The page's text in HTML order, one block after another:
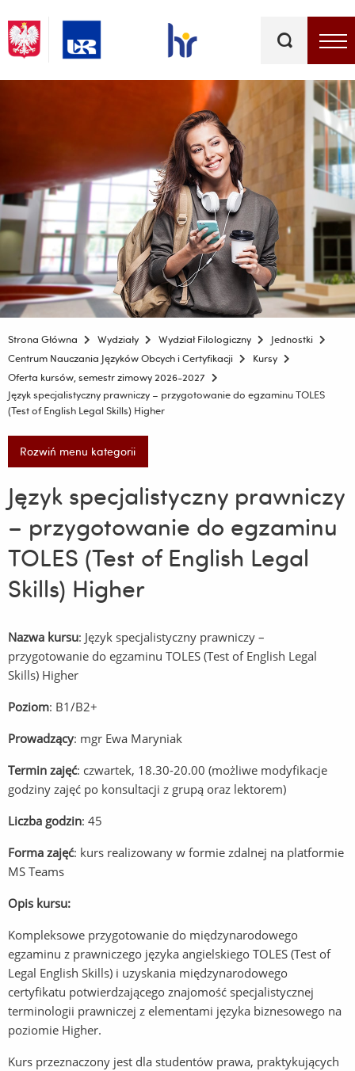
kluczowe
Strona Główna Wydziały Wydział Filologiczny
Jednostki
Centrum Nauczania Języków Obcych i Certyfikacji
Kursy
Oferta kursów, semestr zimowy 2026-2027
Język specjalistyczny prawniczy – przygotowanie do egzaminu TOLES
(Test of English Legal Skills) Higher
Rozwiń menu kategorii
Język specjalistyczny prawniczy
– przygotowanie do egzaminu
TOLES (Test of English Legal
Skills) Higher
Nazwa kursu: Język specjalistyczny prawniczy –
przygotowanie do egzaminu TOLES (Test of English Legal
Skills) Higher
Poziom: B1/B2+
Prowadzący: mgr Ewa Maryniak
Termin zajęć: czwartek, 18.30-20.00 (możliwe modyfikacje
godziny zajęć po konsultacji z grupą oraz lektorem)
Liczba godzin: 45
Forma zajęć: kurs realizowany w formie zdalnej na platformie
MS Teams
Opis kursu:
Kompleksowe przygotowanie do międzynarodowego
egzaminu z prawniczego języka angielskiego TOLES (Test of
Legal English Skills) i uzyskania międzynarodowego
certyfikatu potwierdzającego znajomość specjalistycznej
terminologii prawniczej z elementami języka biznesowego na
poziomie Higher.
Kurs przeznaczony jest dla studentów prawa, praktykujących